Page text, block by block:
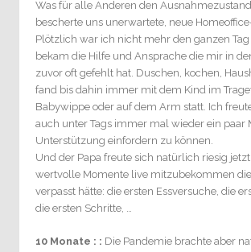
Was für alle Anderen den
bescherte uns unerwartete, neue
Plötzlich war ich nicht mehr den ganzen
bekam die Hilfe und Ansprache die mir in
zuvor oft gefehlt hat. Duschen, kochen,
fand bis dahin immer mit dem Kind im
Babywippe oder auf dem Arm statt. Ich
auch unter Tags immer mal wieder ein paar
Unterstützung einfordern zu können.
Und der Papa freute sich natürlich riesig
wertvolle Momente live mitzubekommen
verpasst hätte: die ersten Essversuche, die
die ersten Schritte, …
10 Monate : : Die Pandemie brachte aber